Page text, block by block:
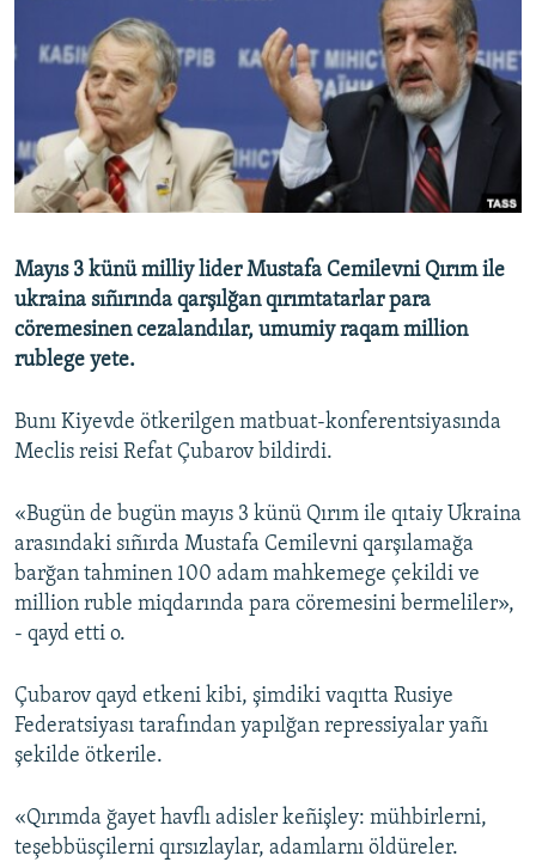
BLOGLAR
Русский
Українською
RFE/RS bütün saytları
Mayıs 3 künü milliy lider Mustafa Cemilevni Qırım ile
ukraina sıñırında qarşılğan qırımtatarlar para
cöremesinen cezalandılar, umumiy raqam million
rublege yete.
Bunı Kiyevde ötkerilgen matbuat-konferentsiyasında
Meclis reisi Refat Çubarov bildirdi.
«Bugün de bugün mayıs 3 künü Qırım ile qıtaiy Ukraina
arasındaki sıñırda Mustafa Cemilevni qarşılamağa
barğan tahminen 100 adam mahkemege çekildi ve
million ruble miqdarında para cöremesini bermeliler»,
- qayd etti o.
Çubarov qayd etkeni kibi, şimdiki vaqıtta Rusiye
Federatsiyası tarafından yapılğan repressiyalar yañı
şekilde ötkerile.
«Qırımda ğayet havflı adisler keñişley: mühbirlerni,
teşebbüsçilerni qırsızlaylar, adamlarnı öldüreler.